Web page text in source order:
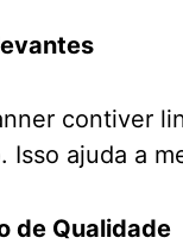
contiver
Isso ajuda a
de Qualidade